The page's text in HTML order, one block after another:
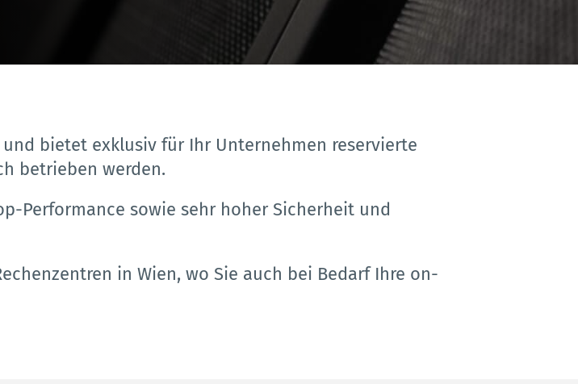
bietet exklusiv für Ihr Unternehmen reservierte
betrieben werden.
Performance sowie sehr hoher Sicherheit und
in Wien, wo Sie auch bei Bedarf Ihre on-